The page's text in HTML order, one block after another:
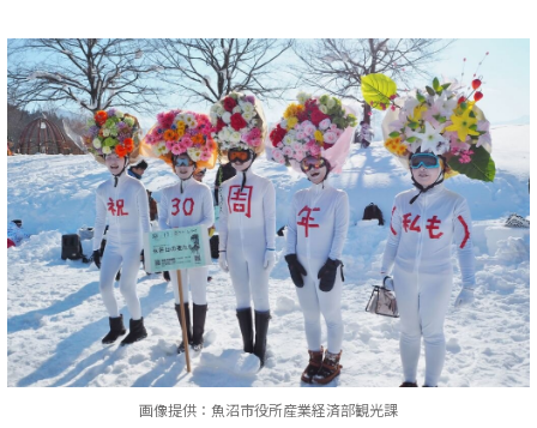
画像提供：魚沼市役所産業経済部観光課